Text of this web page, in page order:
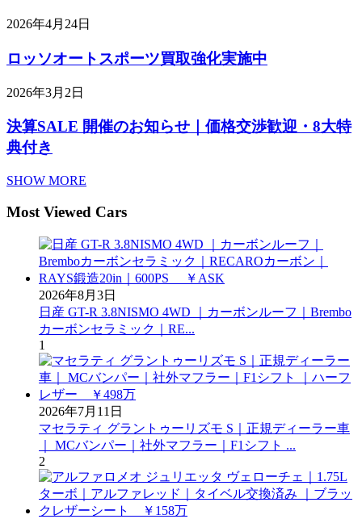
2026年4月24日
ロッソオートスポーツ買取強化実施中
2026年3月2日
決算SALE 開催のお知らせ｜価格交渉歓迎・8大特
典付き
SHOW MORE
Most Viewed Cars
2026年8月3日
日産 GT-R 3.8NISMO 4WD ｜カーボンルーフ｜Brembo
カーボンセラミック｜RE...
1
2026年7月11日
マセラティ グラントゥーリズモ S｜正規ディーラー車
｜ MCバンパー｜社外マフラー｜F1シフト ...
2